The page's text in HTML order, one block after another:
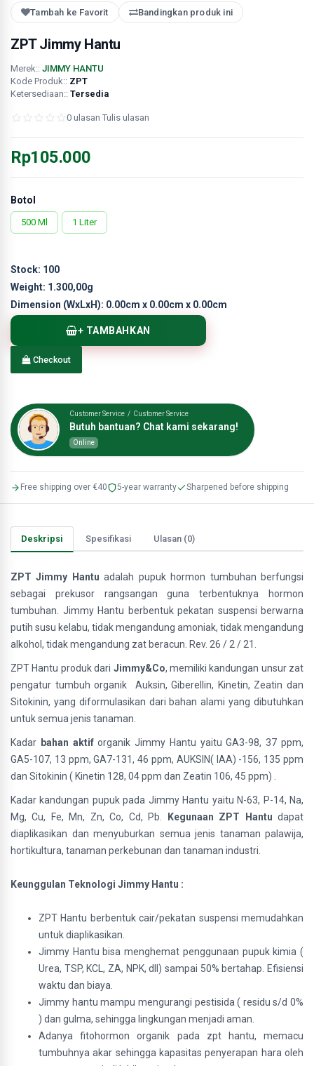
Tambah ke Favorit Bandingkan produk ini
ZPT Jimmy Hantu
Merek:: JIMMY HANTU
Kode Produk:: ZPT
Ketersediaan:: Tersedia
0 ulasan Tulis ulasan
Rp105.000
Botol
500 Ml 1 Liter
Stock: 100
Weight: 1.300,00g
Dimension (WxLxH): 0.00cm x 0.00cm x 0.00cm
+ TAMBAHKAN
Checkout
Customer Service / Customer Service
Butuh bantuan? Chat kami sekarang!
Online
Free shipping over €40 5-year warranty Sharpened before shipping
Deskripsi Spesifikasi Ulasan (0)
ZPT Jimmy Hantu adalah pupuk hormon tumbuhan berfungsi
sebagai prekusor rangsangan guna terbentuknya hormon
tumbuhan. Jimmy Hantu berbentuk pekatan suspensi berwarna
putih susu kelabu, tidak mengandung amoniak, tidak mengandung
alkohol, tidak mengandung zat beracun. Rev. 26 / 2 / 21.
ZPT Hantu produk dari Jimmy&Co, memiliki kandungan unsur zat
pengatur tumbuh organik Auksin, Giberellin, Kinetin, Zeatin dan
Sitokinin, yang diformulasikan dari bahan alami yang dibutuhkan
untuk semua jenis tanaman.
Kadar bahan aktiforganik Jimmy Hantu yaitu GA3-98, 37 ppm,
GA5-107, 13 ppm, GA7-131, 46 ppm, AUKSIN( IAA) -156, 135 ppm
dan Sitokinin ( Kinetin 128, 04 ppm dan Zeatin 106, 45 ppm) .
Kadar kandungan pupuk pada Jimmy Hantu yaitu N-63, P-14, Na,
Mg, Cu, Fe, Mn, Zn, Co, Cd, Pb.
Kegunaan ZPT Hantu dapat
diaplikasikan dan menyuburkan semua jenis tanaman palawija,
hortikultura, tanaman perkebunan dan tanaman industri.
Keunggulan Teknologi Jimmy Hantu :
ZPT Hantu berbentuk cair/pekatan suspensi memudahkan
untuk diaplikasikan.
Jimmy Hantu bisa menghemat penggunaan pupuk kimia (
Urea, TSP, KCL, ZA, NPK, dll) sampai 50% bertahap. Efisiensi
waktu dan biaya.
Jimmy hantu mampu mengurangi pestisida ( residu s/d 0%
) dan gulma, sehingga lingkungan menjadi aman.
Adanya fitohormon organik pada zpt hantu, memacu
tumbuhnya akar sehingga kapasitas penyerapan hara oleh